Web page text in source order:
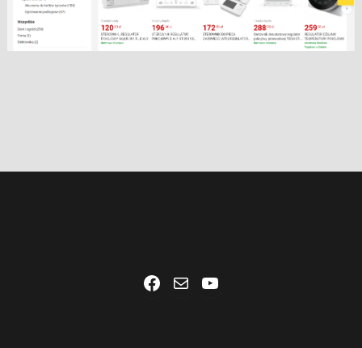
Facebook
Mail